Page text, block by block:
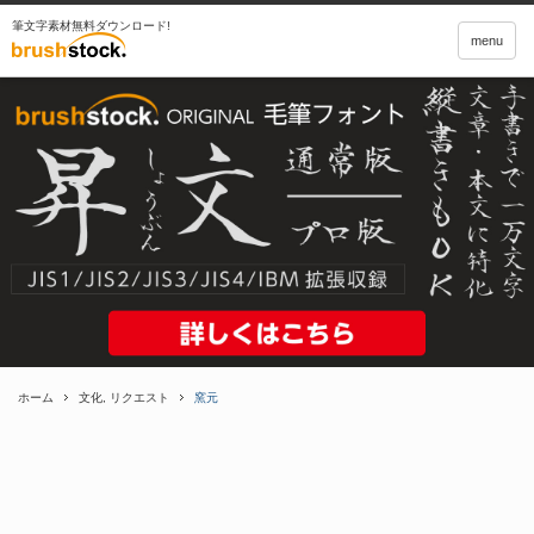
筆文字素材無料ダウンロード!
menu
ホーム 文化, リクエスト 窯元